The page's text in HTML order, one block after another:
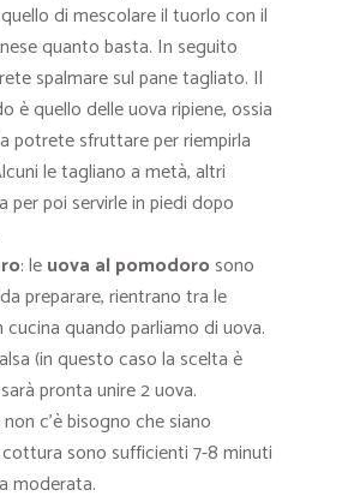
di mescolare il tuorlo con il
quanto basta. In seguito
spalmare sul pane tagliato. Il
è quello delle uova ripiene, ossia
potrete sfruttare per riempirla
le tagliano a metà, altri
per poi servirle in piedi dopo
: leuova al pomodoro sono
preparare, rientrano tra le
quando parliamo di uova.
(in questo caso la scelta è
pronta unire 2 uova.
c’è bisogno che siano
sono sufficienti 7-8 minuti
moderata.